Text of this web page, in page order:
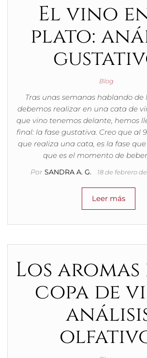
El vino
plato:
Blog
Tras unas semanas hablando de
debemos realizar en una cata de
que vino tenemos delante, hemos
final: la fase gustativa. Creo que al
que realiza una cata, es la fase
que es el momento de
Por SANDRA A. G. 18 de febrero
Leer más
Los
copa de